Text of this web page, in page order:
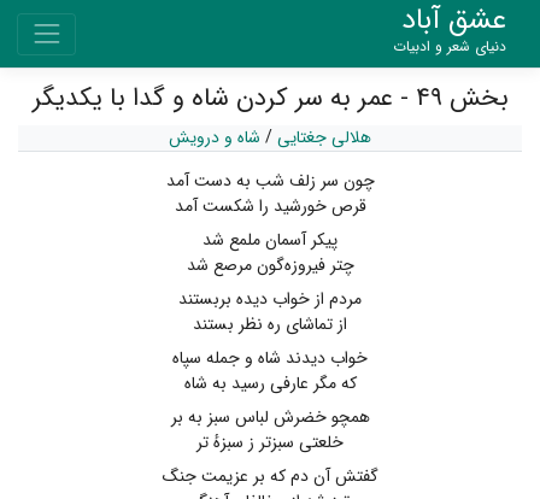
عشق آباد
دنیای شعر و ادبیات
بخش ۴۹ - عمر به سر کردن شاه و گدا با یکدیگر
هلالی جغتایی/ شاه و درویش
چون سر زلف شب به دست آمد
قرص خورشید را شکست آمد
پیکر آسمان ملمع شد
چتر فیروزه‌گون مرصع شد
مردم از خواب دیده بربستند
از تماشای ره نظر بستند
خواب دیدند شاه و جمله سپاه
که مگر عارفی رسید به شاه
همچو خضرش لباس سبز به بر
خلعتی سبزتر ز سبزهٔ تر
گفتش آن دم که بر عزیمت جنگ